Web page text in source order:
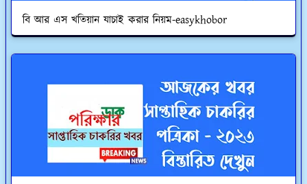
বি আর এস খতিয়ান যাচাই করার নিয়ম-easykhobor